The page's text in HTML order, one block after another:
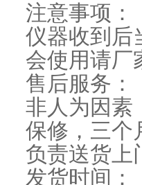
注意事项：
仪器收到后
会使用请厂
售后服务：
非人为因素
保修，三个
负责送货上
发货时间：